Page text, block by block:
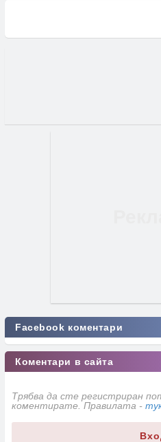
Facebook коментари
Коментари в сайта
Трябва да сте регистриран
коментирате. Правилата -